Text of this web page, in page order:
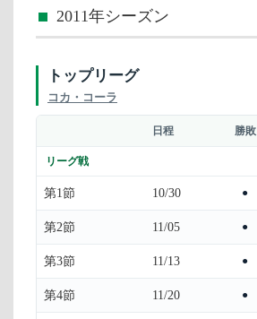
2011年シーズン
トップリーグ
コカ・コーラ
日程 勝敗
リーグ戦
第1節 10/30 ●
第2節 11/05 ●
第3節 11/13 ●
第4節 11/20 ●